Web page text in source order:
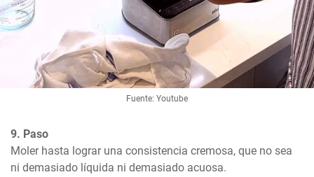
Fuente: Youtube
9. Paso
Moler hasta lograr una consistencia cremosa, que no sea
ni demasiado líquida ni demasiado acuosa.